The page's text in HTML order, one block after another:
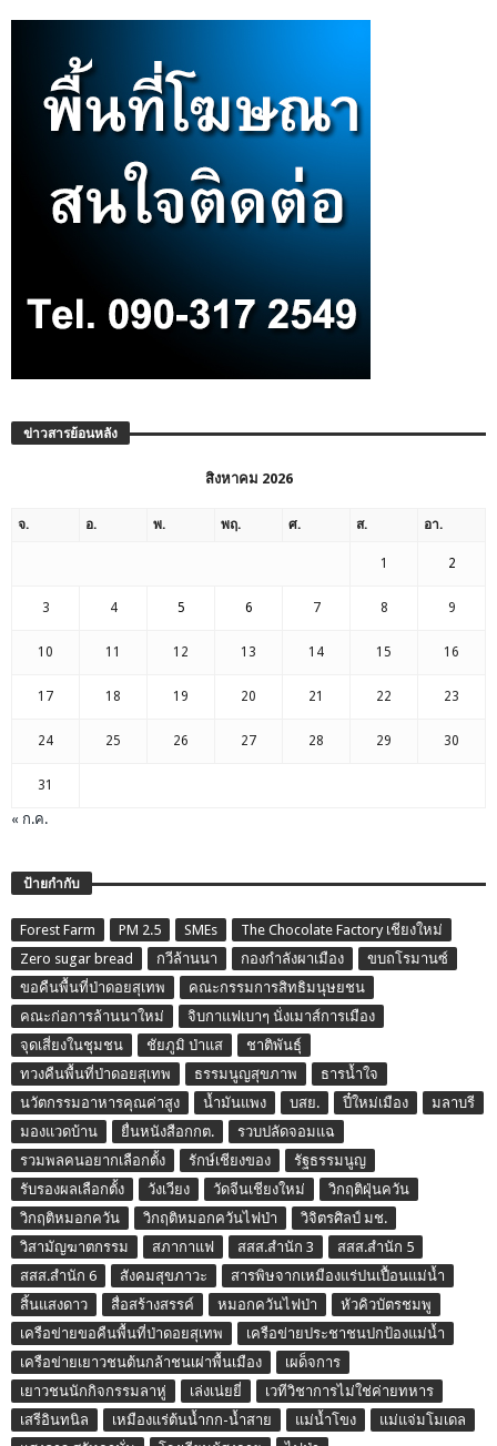
ข่าวสารย้อนหลัง
สิงหาคม 2026
จ. อ. พ. พฤ. ศ. ส. อา.
1 2
3 4 5 6 7 8 9
10 11 12 13 14 15 16
17 18 19 20 21 22 23
24 25 26 27 28 29 30
31
« ก.ค.
ป้ายกำกับ
Forest Farm PM 2.5 SMEs
The Chocolate Factory เชียงใหม่
Zero sugar bread
กวีล้านนา กองกำลังผาเมือง
ขบถโรมานซ์
ขอคืนพื้นที่ป่าดอยสุเทพ
คณะกรรมการสิทธิมนุษยชน
คณะก่อการล้านนาใหม่
จิบกาแฟเบาๆ นั่งเมาส์การเมือง
จุดเสี่ยงในชุมชน
ชัยภูมิ ป่าแส
ชาติพันธุ์
ทวงคืนพื้นที่ป่าดอยสุเทพ
ธรรมนูญสุขภาพ
ธารน้ำใจ
นวัตกรรมอาหารคุณค่าสูง
น้ำมันแพง บสย. ปี๋ใหม่เมือง
มลาบรี
มองแวดบ้าน
ยื่นหนังสือกกต.
รวบปลัดจอมแฉ
รวมพลคนอยากเลือกตั้ง
รักษ์เชียงของ
รัฐธรรมนูญ
รับรองผลเลือกตั้ง
วังเวียง วัดจีนเชียงใหม่
วิกฤติฝุ่นควัน
วิกฤติหมอกควัน
วิกฤติหมอกควันไฟป่า
วิจิตรศิลป์ มช.
วิสามัญฆาตกรรม
สภากาแฟ สสส.สำนัก 3
สสส.สำนัก 5
สสส.สำนัก 6
สังคมสุขภาวะ
สารพิษจากเหมืองแร่ปนเปื้อนแม่น้ำ
สิ้นแสงดาว
สื่อสร้างสรรค์ หมอกควันไฟป่า
หัวคิวบัตรชมพู
เครือข่ายขอคืนพื้นที่ป่าดอยสุเทพ
เครือข่ายประชาชนปกป้องแม่น้ำ
เครือข่ายเยาวชนต้นกล้าชนเผ่าพื้นเมือง
เผด็จการ
เยาวชนนักกิจกรรมลาหู่
เล่งเน่ยยี่
เวทีวิชาการไม่ใช่ค่ายทหาร
เสรีอินทนิล
เหมืองแร่ต้นน้ำกก-น้ำสาย แม่น้ำโขง
แม่แจ่มโมเดล